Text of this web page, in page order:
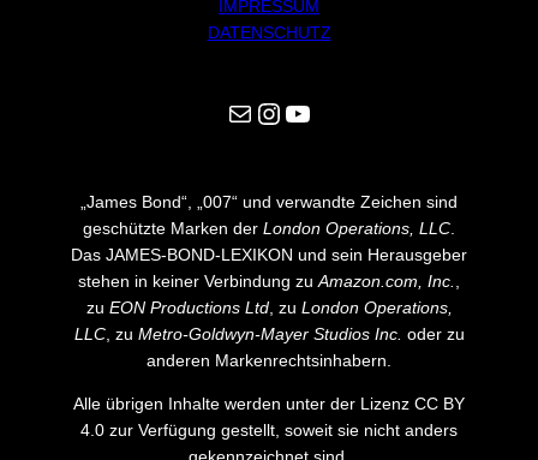
IMPRESSUM
DATENSCHUTZ
Mail Instagram YouTube
„James Bond“, „007“ und verwandte Zeichen sind
geschützte Marken der London Operations, LLC
Das JAMES-BOND-LEXIKON und sein Herausgeber
stehen in keiner Verbindung zu Amazon.com, Inc.
zu EON Productions Ltd, zu London Operations,
LLC, zu Metro-Goldwyn-Mayer Studios Inc. oder zu
anderen Markenrechtsinhabern.
Alle übrigen Inhalte werden unter der Lizenz CC BY
4.0 zur Verfügung gestellt, soweit sie nicht anders